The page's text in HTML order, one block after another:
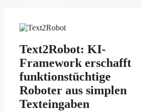
Text2Robot: KI-
Framework erschafft
funktionstüchtige
Roboter aus simplen
Texteingaben